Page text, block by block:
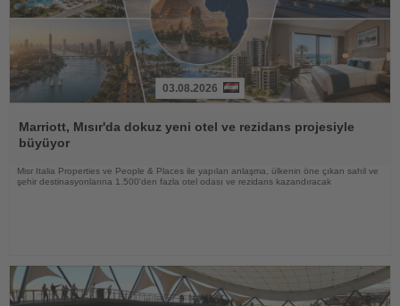
Oku
03.08.2026
Marriott, Mısır'da dokuz yeni otel ve rezidans projesiyle
büyüyor
Misr Italia Properties ve People & Places ile yapılan anlaşma, ülkenin öne çıkan sahil ve
şehir destinasyonlarına 1.500'den fazla otel odası ve rezidans kazandıracak